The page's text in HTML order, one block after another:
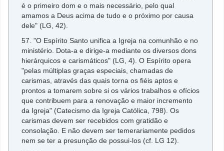
é o primeiro dom e o mais necessário, pelo qual
amamos a Deus acima de tudo e o próximo por causa
dele" (LG, 42).
57. "O Espírito Santo unifica a Igreja na comunhão e no
ministério. Dota-a e dirige-a mediante os diversos dons
hierárquicos e carismáticos" (LG, 4). O Espírito opera
"pelas múltiplas graças especiais, chamadas de
carismas, através das quais torna os fiéis aptos e
prontos a tomarem sobre si os vários trabalhos e ofícios
que contribuem para a renovação e maior incremento
da Igreja" (Catecismo da Igreja Católica, 798). Os
carismas devem ser recebidos com gratidão e
consolação. E não devem ser temerariamente pedidos
nem se ter a presunção de possui-los (cf. LG 12).